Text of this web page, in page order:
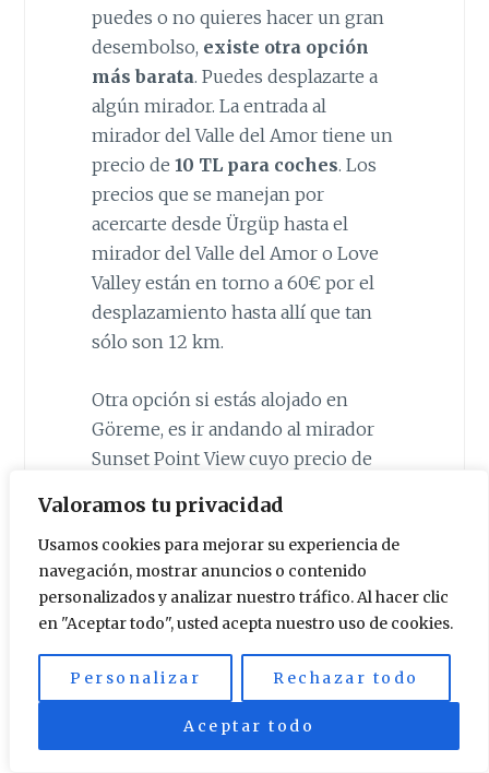
Valoramos tu privacidad
Usamos cookies para mejorar su experiencia de
navegación, mostrar anuncios o contenido
personalizados y analizar nuestro tráfico. Al hacer clic
en "Aceptar todo", usted acepta nuestro uso de cookies.
Personalizar Rechazar todo
Aceptar todo
puedes o no quieres hacer un gran
desembolso, existe otra opción
más barata. Puedes desplazarte a
algún mirador. La entrada al
mirador del Valle del Amor tiene un
precio de 10 TL para coches. Los
precios que se manejan por
acercarte desde Ürgüp hasta el
mirador del Valle del Amor o Love
Valley están en torno a 60€ por el
desplazamiento hasta allí que tan
sólo son 12 km.
Otra opción si estás alojado en
Göreme, es ir andando al mirador
Sunset Point View cuyo precio de